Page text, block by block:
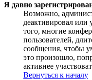
Я давно
Возможно,
деактивировал или
того, многие
пользователей,
сообщения, чтобы
это произошло,
активнее
Вернуться к началу